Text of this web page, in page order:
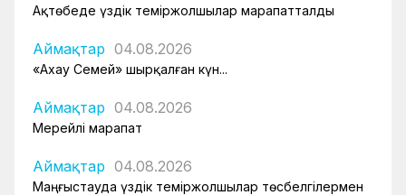
Ақтөбеде үздік теміржолшылар марапатталды
Аймақтар 04.08.2026
«Ахау Семей» шырқалған күн...
Аймақтар 04.08.2026
Мерейлі марапат
Аймақтар 04.08.2026
Маңғыстауда үздік теміржолшылар төсбелгілермен